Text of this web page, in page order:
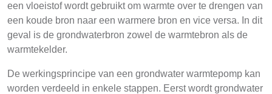
een vloeistof wordt gebruikt om warmte over te drengen van
een koude bron naar een warmere bron en vice versa. In dit
geval is de grondwaterbron zowel de warmtebron als de
warmtekelder.
De werkingsprincipe van een grondwater warmtepomp kan
worden verdeeld in enkele stappen. Eerst wordt grondwater